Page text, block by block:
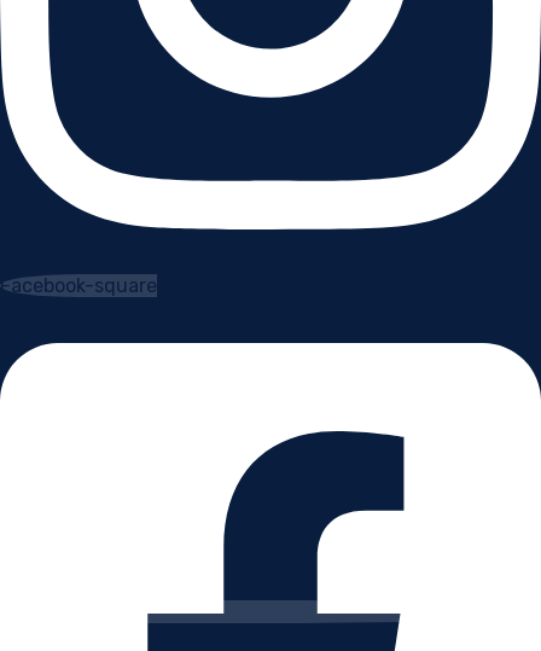
Facebook-square